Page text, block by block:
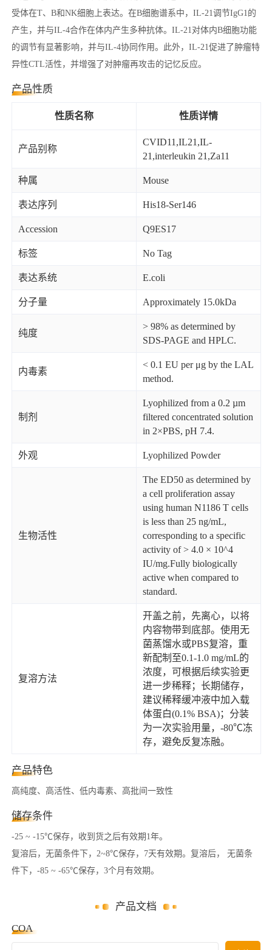
受体在T、B和NK细胞上表达。在B细胞谱系中，IL-21调节IgG1的
产生，并与IL-4合作在体内产生多种抗体。IL-21对体内B细胞功能
的调节有显著影响，并与IL-4协同作用。此外，IL-21促进了肿瘤特
异性CTL活性，并增强了对肿瘤再攻击的记忆反应。
产品性质
性质名称 性质详情
产品别称
CVID11,IL21,IL-
21,interleukin 21,Za11
种属 Mouse
表达序列 His18-Ser146
Accession Q9ES17
标签 No Tag
表达系统 E.coli
分子量 Approximately 15.0kDa
纯度
> 98% as determined by
SDS-PAGE and HPLC.
内毒素
< 0.1 EU per μg by the LAL
method.
制剂
Lyophilized from a 0.2 µm
filtered concentrated solution
in 2×PBS, pH 7.4.
外观 Lyophilized Powder
生物活性
The ED50 as determined by
a cell proliferation assay
using human N1186 T cells
is less than 25 ng/mL,
corresponding to a specific
activity of > 4.0 × 10^4
IU/mg.Fully biologically
active when compared to
standard.
复溶方法
开盖之前，先离心，以将
内容物带到底部。使用无
菌蒸馏水或PBS复溶，重
新配制至0.1-1.0 mg/mL的
浓度，可根据后续实验更
进一步稀释；长期储存，
建议稀释缓冲液中加入载
体蛋白(0.1% BSA)；分装
为一次实验用量，-80℃冻
存，避免反复冻融。
产品特色
高纯度、高活性、低内毒素、高批间一致性
储存条件
-25 ~ -15℃保存，收到货之后有效期1年。
复溶后，无菌条件下，2~8℃保存，7天有效期。复溶后， 无菌条
件下，-85 ~ -65℃保存，3个月有效期。
产品文档
COA